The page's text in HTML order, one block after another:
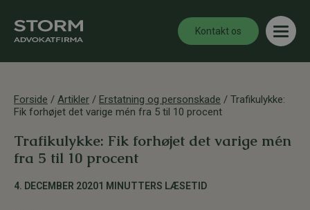
Kontakt os
Forside / Artikler / Erstatning og personskade / Trafikulykke:
Fik forhøjet det varige mén fra 5 til 10 procent
Trafikulykke: Fik forhøjet det varige mén
fra 5 til 10 procent
4. DECEMBER 20201 MINUTTERS LÆSETID